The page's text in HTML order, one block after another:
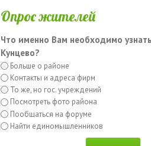
Опрос жителей
Что именно Вам необходимо
Кунцево?
Больше о районе
Контакты и адреса фирм
То же, но гос. учреждений
Посмотреть фото района
Пообщаться на форуме
Найти единомышленников